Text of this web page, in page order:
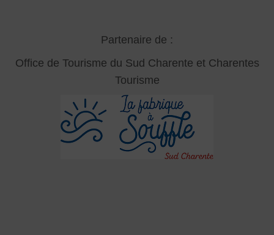
Partenaire de :
Office de Tourisme du Sud Charente et Charentes
Tourisme